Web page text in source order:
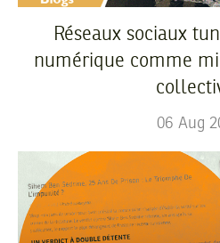
Réseaux sociaux
numérique comme
06 Aug